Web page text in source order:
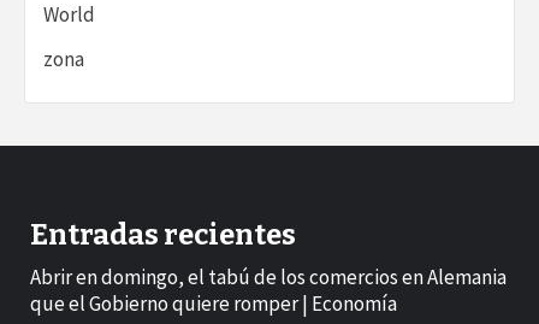
World
zona
Entradas recientes
Abrir en domingo, el tabú de los comercios en Alemania
que el Gobierno quiere romper | Economía